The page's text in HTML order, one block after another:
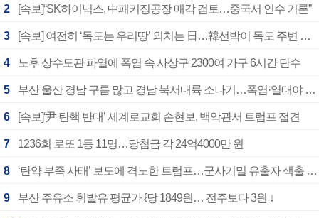
2 [속보]“SK하이닉스, 中패키징공장 매각 검토…중국서 인수 거론”
3 [속보] 여전히 ‘독도는 우리땅’ 외치는 日…韓선박이 독도 주변 해양조사 활동하자 반발
4 노후 상수도관 파열에 폭염 속 사상구 2300여 가구 6시간 단수
5 부산 울산 경남 구름 많고 경남 북서내륙 소나기…폭염·열대야 계속
6 [속보]‘尹 탄핵 반대’ 세계로교회 손현보, 백악관서 트럼프 접견
7 1236회 로또 1등 11명…당첨금 각 24억4000만 원
8 ‘탄약 부족 사태’ 보도에 격노한 트럼프…군사기밀 유출자 색출 지시
9 부산 주유소 휘발유 평균가 ℓ당 1849원… 전주보다 3원 ↓